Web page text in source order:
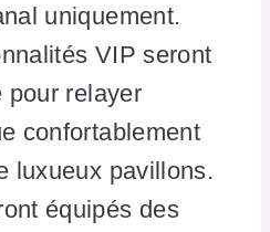
uniquement.
VIP seront
pour relayer
confortablement
luxueux pavillons.
équipés des